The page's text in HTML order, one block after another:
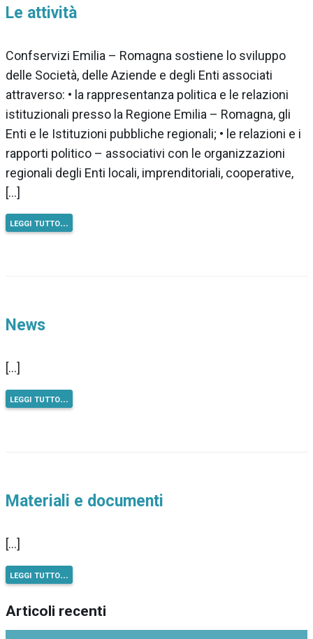
Le attività
Confservizi Emilia – Romagna sostiene lo sviluppo
delle Società, delle Aziende e degli Enti associati
attraverso: • la rappresentanza politica e le relazioni
istituzionali presso la Regione Emilia – Romagna, gli
Enti e le Istituzioni pubbliche regionali; • le relazioni e i
rapporti politico – associativi con le organizzazioni
regionali degli Enti locali, imprenditoriali, cooperative,
[…]
leggi tutto…
News
[…]
leggi tutto…
Materiali e documenti
[…]
leggi tutto…
Articoli recenti